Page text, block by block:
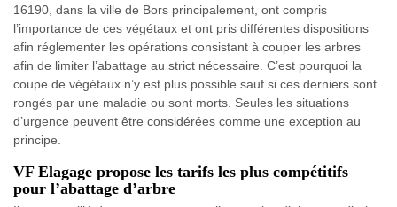
16190, dans la ville de Bors principalement, ont compris
l’importance de ces végétaux et ont pris différentes dispositions
afin réglementer les opérations consistant à couper les arbres
afin de limiter l’abattage au strict nécessaire. C’est pourquoi la
coupe de végétaux n’y est plus possible sauf si ces derniers sont
rongés par une maladie ou sont morts. Seules les situations
d’urgence peuvent être considérées comme une exception au
principe.
VF Elagage propose les tarifs les plus compétitifs
pour l’abattage d’arbre